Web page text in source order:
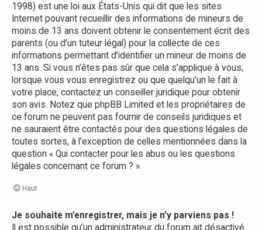
1998) est une loi aux États-Unis qui dit que les sites
Internet pouvant recueillir des informations de mineurs de
moins de 13 ans doivent obtenir le consentement écrit des
parents (ou d’un tuteur légal) pour la collecte de ces
informations permettant d’identifier un mineur de moins de
13 ans. Si vous n’êtes pas sûr que cela s’applique à vous,
lorsque vous vous enregistrez ou que quelqu’un le fait à
votre place, contactez un conseiller juridique pour obtenir
son avis. Notez que phpBB Limited et les propriétaires de
ce forum ne peuvent pas fournir de conseils juridiques et
ne sauraient être contactés pour des questions légales de
toutes sortes, à l’exception de celles mentionnées dans la
question « Qui contacter pour les abus ou les questions
légales concernant ce forum ? ».
Haut
Je souhaite m’enregistrer, mais je n’y parviens pas !
Il est possible qu’un administrateur du forum ait désactivé